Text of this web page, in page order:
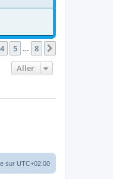
4 5 8
Aller
sur UTC+02:00